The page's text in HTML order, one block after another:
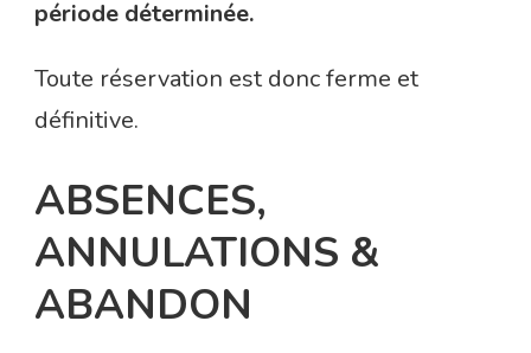
période déterminée.
Toute réservation est donc ferme et
définitive.
ABSENCES,
ANNULATIONS &
ABANDON